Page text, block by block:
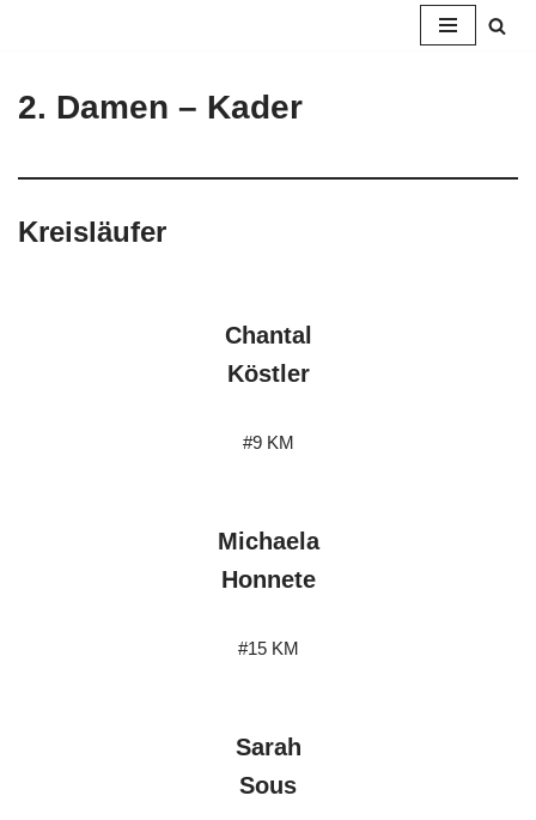
Inhalt
springen
2. Damen – Kader
Kreisläufer
Chantal
Köstler
#9 KM
Michaela
Honnete
#15 KM
Sarah
Sous